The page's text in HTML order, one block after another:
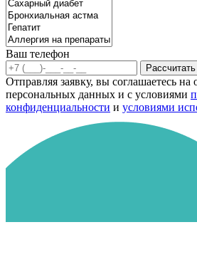
Ваш телефон
Отправляя заявку, вы соглашаетесь на
персональных данных и с условиями
конфиденциальности и условиями